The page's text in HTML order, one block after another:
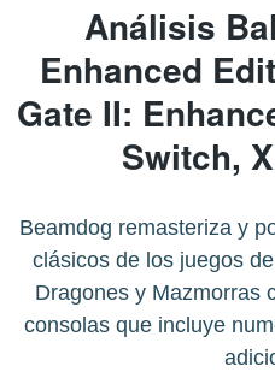
Análisis
Enhanced
Gate II:
Switch,
Beamdog remasteriza y
clásicos de los juegos
Dragones y Mazmorras
consolas que incluye